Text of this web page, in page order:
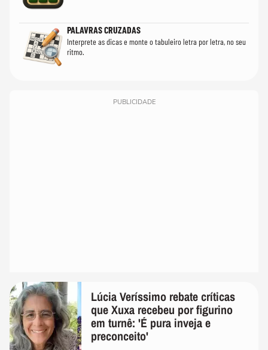
PALAVRAS CRUZADAS
Interprete as dicas e monte o tabuleiro letra por letra, no seu
ritmo.
PUBLICIDADE
Lúcia Veríssimo rebate críticas
que Xuxa recebeu por figurino
em turnê: 'É pura inveja e
preconceito'